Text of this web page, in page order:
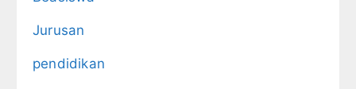
Jurusan
pendidikan